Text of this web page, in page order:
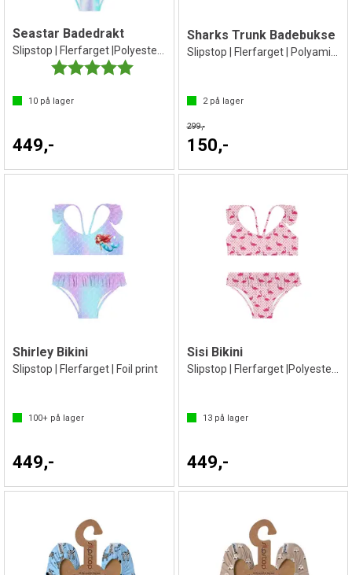
Seastar Badedrakt
Karakter:
5.0 av 5 mulige
10 på lager
449,-
Sharks Trunk Badebukse
2på lager
299,-
150,-
Shirley Bikini
Slipstop | Flerfarget | Foil print
100+ på lager
449,-
Sisi Bikini
13på lager
449,-